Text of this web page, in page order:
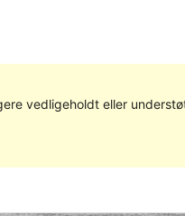
vedligeholdt eller